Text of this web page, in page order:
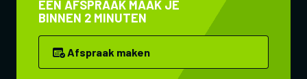
EEN AFSPRAAK MAAK JE
BINNEN 2 MINUTEN
Afspraak maken